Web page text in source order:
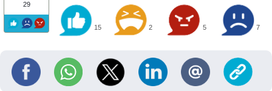
29
15 2 5 7